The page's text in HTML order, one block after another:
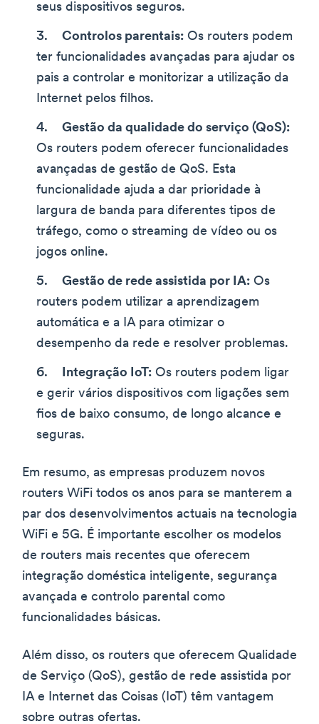
seus dispositivos seguros.
Controlos parentais: Os routers podem
ter funcionalidades avançadas para ajudar os
pais a controlar e monitorizar a utilização da
Internet pelos filhos.
Gestão da qualidade do serviço (QoS):
Os routers podem oferecer funcionalidades
avançadas de gestão de QoS. Esta
funcionalidade ajuda a dar prioridade à
largura de banda para diferentes tipos de
tráfego, como o streaming de vídeo ou os
jogos online.
Gestão de rede assistida por IA: Os
routers podem utilizar a aprendizagem
automática e a IA para otimizar o
desempenho da rede e resolver problemas.
Integração IoT: Os routers podem ligar
e gerir vários dispositivos com ligações sem
fios de baixo consumo, de longo alcance e
seguras.
Em resumo, as empresas produzem novos
routers WiFi todos os anos para se manterem a
par dos desenvolvimentos actuais na tecnologia
WiFi e 5G. É importante escolher os modelos
de routers mais recentes que oferecem
integração doméstica inteligente, segurança
avançada e controlo parental como
funcionalidades básicas.
Além disso, os routers que oferecem Qualidade
de Serviço (QoS), gestão de rede assistida por
IA e Internet das Coisas (IoT) têm vantagem
sobre outras ofertas.